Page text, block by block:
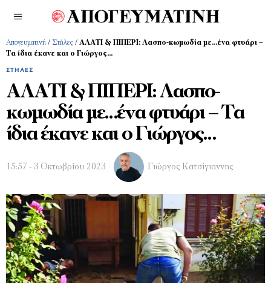
Απογευματινή / Στήλες / ΑΛΑΤΙ & ΠΙΠΕΡΙ: Λασπο-κωμωδία με…ένα φτυάρι –
Τα ίδια έκανε και ο Γιώργος…
ΣΤΉΛΕΣ
ΑΛΑΤΙ & ΠΙΠΕΡΙ: Λασπο-
κωμωδία με…ένα φτυάρι – Τα
ίδια έκανε και ο Γιώργος…
15:57 - 3 Οκτωβρίου 2023 Γιώργος Κατσίγιαννης